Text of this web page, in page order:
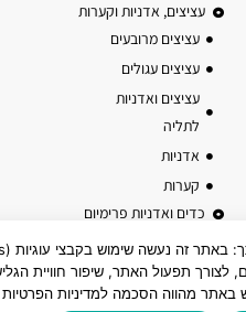
עציצים, אדניות וקערות
עציצים מרובעים
עציצים עגולים
עציצים ואדניות
לתליה
אדניות
קערות
כדים ואדניות פרימיום
כדים עגולים
אדניות מלבניות
לצורך תפעול האתר, שיפור חוויית
באתר מהווה הסכמה למדיניות הפרטיות